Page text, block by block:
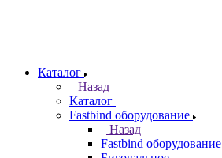
Каталог
Назад
Каталог
Fastbind оборудование
Назад
Fastbind оборудование